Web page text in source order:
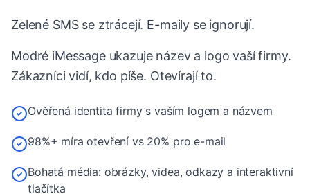
Zelené SMS se ztrácejí. E-maily se ignorují.
Modré iMessage ukazuje název a logo vaší firmy.
Zákazníci vidí, kdo píše. Otevírají to.
Ověřená identita firmy s vaším logem a názvem
98%+ míra otevření vs 20% pro e-mail
Bohatá média: obrázky, videa, odkazy a interaktivní
tlačítka